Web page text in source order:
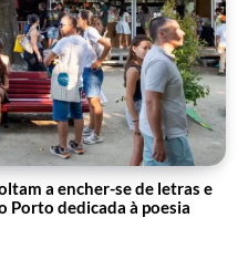
a encher-se de letras e
Porto dedicada à poesia